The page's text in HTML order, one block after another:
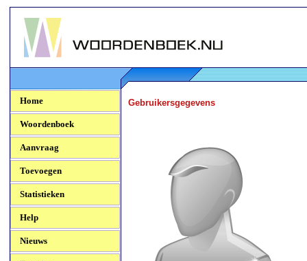
Woordenboek.NU
Home
Woordenboek
Aanvraag
Toevoegen
Statistieken
Help
Nieuws
Gebruikersgegevens